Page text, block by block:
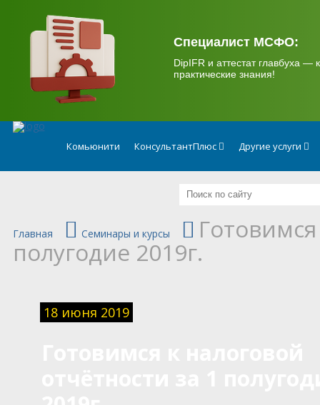
Специалист МСФО:
DipIFR и аттестат главбуха —
практические знания!
Комьюнити КонсультантПлюс Другие услуги
Главная Семинары и курсы
полугодие 2019г.
18 июня 2019